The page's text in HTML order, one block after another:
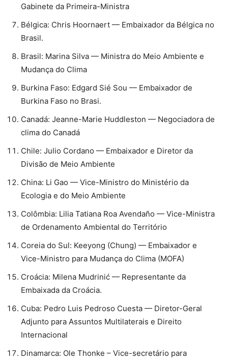
Gabinete da Primeira-Ministra
⁠Bélgica: Chris Hoornaert — Embaixador da Bélgica no
Brasil.
⁠Brasil: Marina Silva — Ministra do Meio Ambiente e
Mudança do Clima
⁠Burkina Faso: Edgard Sié Sou — Embaixador de
Burkina Faso no Brasi.
⁠Canadá: Jeanne-Marie Huddleston — Negociadora de
clima do Canadá
⁠Chile: Julio Cordano — Embaixador e Diretor da
Divisão de Meio Ambiente
⁠China: Li Gao — Vice-Ministro do Ministério da
Ecologia e do Meio Ambiente
⁠Colômbia: Lilia Tatiana Roa Avendaño — Vice-Ministra
de Ordenamento Ambiental do Território
⁠Coreia do Sul: Keeyong (Chung) — Embaixador e
Vice-Ministro para Mudança do Clima (MOFA)
⁠Croácia: Milena Mudrinić — Representante da
Embaixada da Croácia.
⁠Cuba: Pedro Luis Pedroso Cuesta — Diretor-Geral
Adjunto para Assuntos Multilaterais e Direito
Internacional
⁠Dinamarca: Ole Thonke – Vice-secretário para